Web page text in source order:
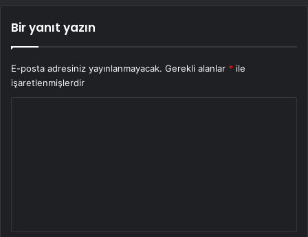
Bir yanıt yazın
E-posta adresiniz yayınlanmayacak. Gerekli alanlar * ile
işaretlenmişlerdir